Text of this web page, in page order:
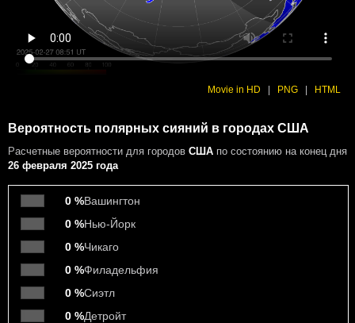
Movie in HD | PNG | HTML
Вероятность полярных сияний в городах США
Расчетные вероятности для городов США по состоянию на конец дня
26 февраля 2025 года
0 %Вашингтон
0 %Нью-Йорк
0 %Чикаго
0 %Филадельфия
0 %Сиэтл
0 %Детройт